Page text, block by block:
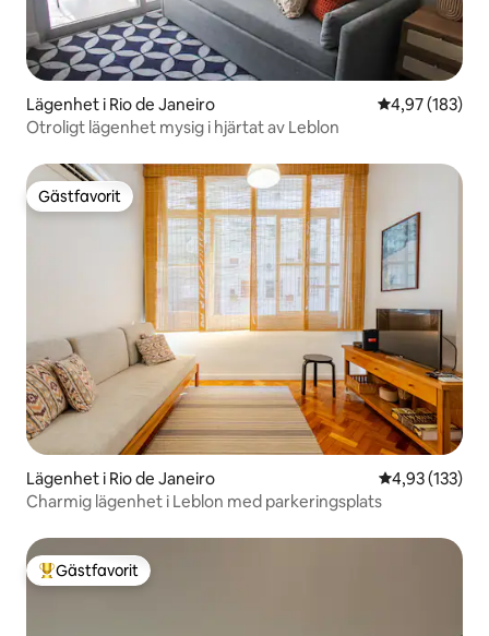
Lägenhet i Rio de Janeiro 4,97 av 5 i
4,97 (183)
Otroligt lägenhet mysig i hjärtat av Leblon
Gästfavorit
Gästfavorit
Lägenhet i Rio de Janeiro 4,93 av 5 i
4,93 (133)
Charmig lägenhet i Leblon med parkeringsplats
Populär gästfavorit
Gästfavorit